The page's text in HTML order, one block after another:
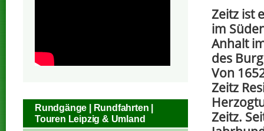
Zeitz ist
im
Anhalt
des
Von
Zeitz
Zeitz.
Rundgänge | Rundfahrten |
Touren Leipzig & Umland